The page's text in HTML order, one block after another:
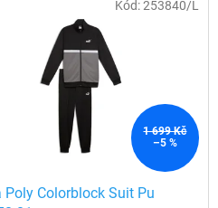
1 699 Kč
–5 %
Poly Colorblock Suit Pu
Kód:253840/L